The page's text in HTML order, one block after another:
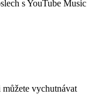
s YouTube Music
vychutnávat